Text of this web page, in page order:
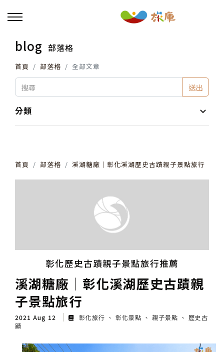
回主選單
活動報名
小旅行及主題導覽
其他活動
blog 部落格
首頁 部落格 全部文章
送出
分類
首頁 部落格 溪湖糖廠│彰化溪湖歷史古蹟親子景點旅行
彰化歷史古蹟親子景點旅行推薦
溪湖糖廠│彰化溪湖歷史古蹟親
子景點旅行
2021 Aug 12 彰化旅行 彰化景點 親子景點
歷史古
蹟